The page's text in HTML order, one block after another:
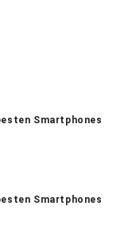
Smartphones
Smartphones